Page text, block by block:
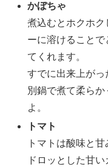
かぼちゃ
煮込むとホクホ
ーに溶けること
てくれます。
すでに出来上がっ
別鍋で煮て柔ら
よ。
トマト
トマトは酸味と
ドロッとした甘